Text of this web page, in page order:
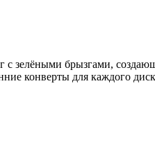
с зелёными брызгами,
конверты для каждого